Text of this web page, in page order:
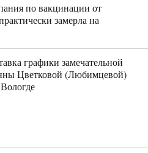
по вакцинации от
замерла на
графики замечательной
Цветковой (Любимцевой)